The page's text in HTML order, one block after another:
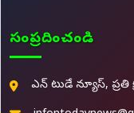
సంప్రదించండి
ఎన్ టుడే న్యూస్, ప్రతి